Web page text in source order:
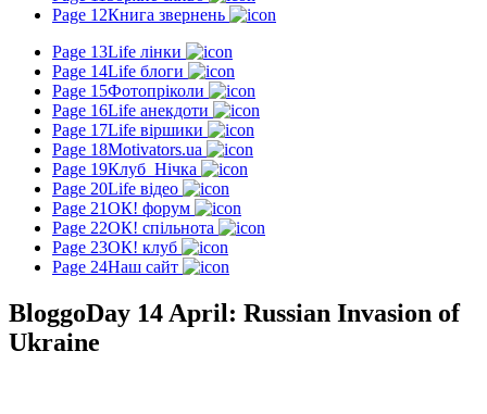
Page 12Книга звернень
Page 13Life лінки
Page 14Life блоги
Page 15Фотопріколи
Page 16Life анекдоти
Page 17Life віршики
Page 18Motivators.ua
Page 19Клуб_Нічка
Page 20Life відео
Page 21ОК! форум
Page 22ОК! спільнота
Page 23ОК! клуб
Page 24Наш сайт
BloggoDay 14 April: Russian Invasion of
Ukraine